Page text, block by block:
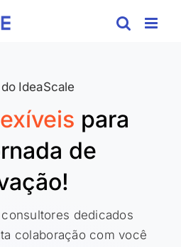
IdeaScale
para
de
dedicados
colaboração com você